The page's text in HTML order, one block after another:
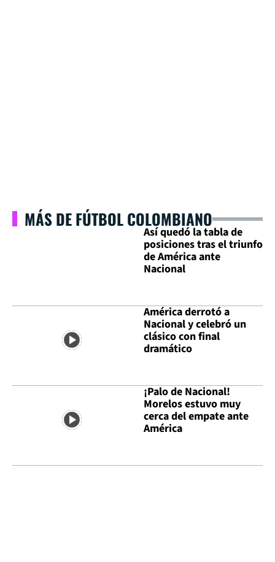
MÁS DE FÚTBOL COLOMBIANO
Así quedó la tabla de
posiciones tras el triunfo
de América ante
Nacional
América derrotó a
Nacional y celebró un
clásico con final
dramático
¡Palo de Nacional!
Morelos estuvo muy
cerca del empate ante
América